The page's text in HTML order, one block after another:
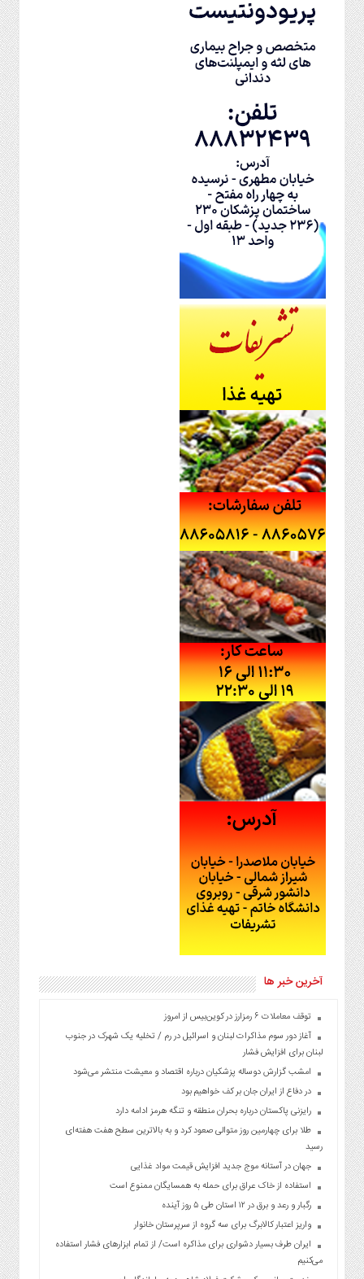
آخرین خبر ها
توقف معاملات ۶ رمزارز در کوین‌بیس از امروز
آغاز دور سوم مذاکرات لبنان و اسرائیل در رم / تخلیه یک شهرک در جنوب
لبنان برای افزایش فشار
امشب گزارش دوساله پزشکیان درباره اقتصاد و معیشت منتشر می‌شود
در دفاع از ایران جان بر کف خواهیم بود
رایزنی پاکستان درباره بحران منطقه و تنگه هرمز ادامه دارد
طلا برای چهارمین روز متوالی صعود کرد و به بالاترین سطح هفت هفته‌ای
رسید
جهان در آستانه موج جدید افزایش قیمت مواد غذایی
استفاده از خاک عراق برای حمله به همسایگان ممنوع است
رگبار و رعد و برق در ۱۲ استان طی ۵ روز آینده
واریز اعتبار کالابرگ برای سه گروه از سرپرستان خانوار
ایران طرف بسیار دشواری برای مذاکره است/ از تمام ابزارهای فشار استفاده
می‌کنیم